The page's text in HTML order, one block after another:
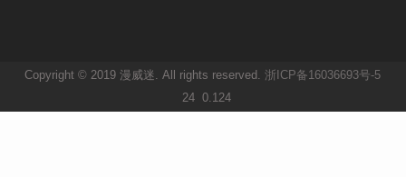
Copyright © 2019 漫威迷. All rights reserved.浙ICP备16036693号-5
24 0.124